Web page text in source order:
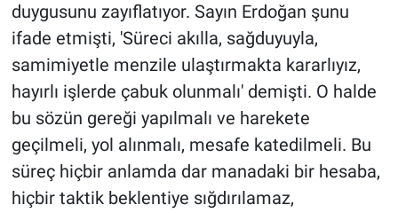
duygusunu zayıflatıyor. Sayın Erdoğan şunu
ifade etmişti, 'Süreci akılla, sağduyuyla,
samimiyetle menzile ulaştırmakta kararlıyız,
hayırlı işlerde çabuk olunmalı' demişti. O halde
bu sözün gereği yapılmalı ve harekete
geçilmeli, yol alınmalı, mesafe katedilmeli. Bu
süreç hiçbir anlamda dar manadaki bir hesaba,
hiçbir taktik beklentiye sığdırılamaz,